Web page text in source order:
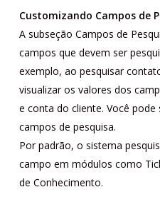
Customizando Campos de
A subseção Campos de
campos que devem ser
exemplo, ao pesquisar
visualizar os valores dos
e conta do cliente. Você
campos de pesquisa.
Por padrão, o sistema
campo em módulos como
de Conhecimento.